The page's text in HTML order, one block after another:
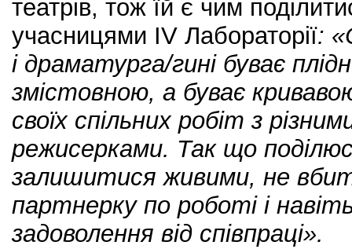
театрів, тож їй є чим
учасницями IV Лабораторії:
і драматурга/гині буває
змістовною, а буває
своїх спільних робіт з
режисерками. Так що
залишитися живими, не
партнерку по роботі і
задоволення від співпраці».